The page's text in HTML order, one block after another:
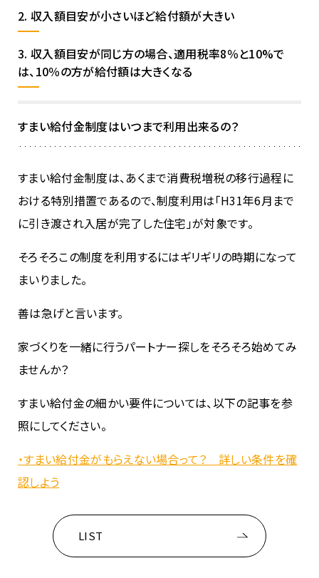
2. 収入額目安が小さいほど給付額が大きい
3. 収入額目安が同じ方の場合、適用税率8％と10%で
は、10％の方が給付額は大きくなる
すまい給付金制度はいつまで利用出来るの？
すまい給付金制度は、あくまで消費税増税の移行過程に
おける特別措置であるので、制度利用は「H31年6月まで
に引き渡され入居が完了した住宅」が対象です。
そろそろこの制度を利用するにはギリギリの時期になって
まいりました。
善は急げと言います。
家づくりを一緒に行うパートナー探しをそろそろ始めてみ
ませんか？
すまい給付金の細かい要件については、以下の記事を参
照にしてください。
・すまい給付金がもらえない場合って？ 詳しい条件を確
認しよう
LIST